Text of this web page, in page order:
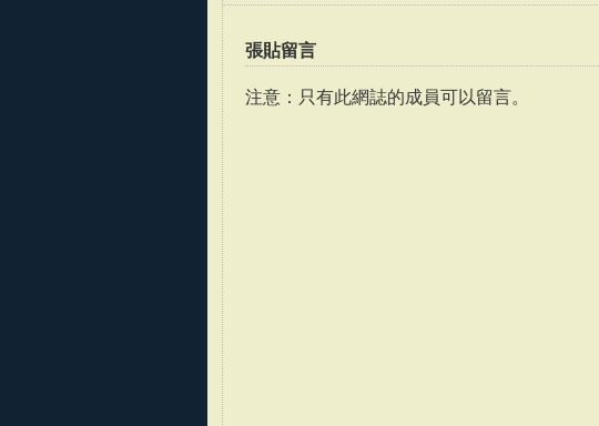
張貼留言
注意：只有此網誌的成員可以留言。